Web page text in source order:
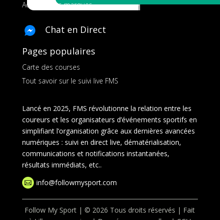
Ads pour les marques
Chat en Direct
Pages populaires
Carte des courses
Tout savoir sur le suivi live FMS
Lancé en 2025, FMS révolutionne la relation entre les
coureurs et les organisateurs d’événements sportifs en
simplifiant l’organisation grâce aux dernières avancées
numériques : suivi en direct live, dématérialisation,
communications et notifications instantanées,
résultats immédiats, etc..
 info@followmysport.com
Follow My Sport | © 2026 Tous droits réservés | Fait